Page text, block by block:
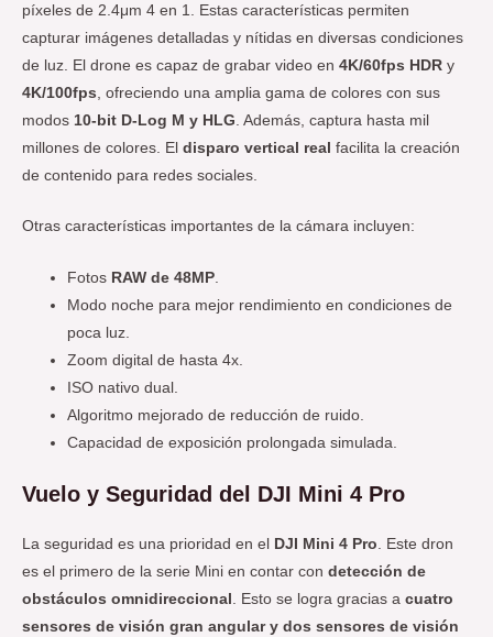
píxeles de 2.4μm 4 en 1. Estas características permiten
capturar imágenes detalladas y nítidas en diversas condiciones
de luz. El drone es capaz de grabar video en 4K/60fps HDR y
4K/100fps , ofreciendo una amplia gama de colores con sus
modos 10-bit D-Log M y HLG . Además, captura hasta mil
millones de colores. El disparo vertical real facilita la creación
de contenido para redes sociales.
Otras características importantes de la cámara incluyen:
Fotos RAW de 48MP.
Modo noche para mejor rendimiento en condiciones de
poca luz.
Zoom digital de hasta 4x.
ISO nativo dual.
Algoritmo mejorado de reducción de ruido.
Capacidad de exposición prolongada simulada.
Vuelo y Seguridad del DJI Mini 4 Pro
La seguridad es una prioridad en el DJI Mini 4 Pro . Este dron
es el primero de la serie Mini en contar con detección de
obstáculos omnidireccional
. Esto se logra gracias a cuatro
sensores de visión gran angular y dos sensores de visión